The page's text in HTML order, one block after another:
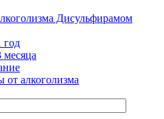
Дисульфирамом
год
месяца
алкоголизма